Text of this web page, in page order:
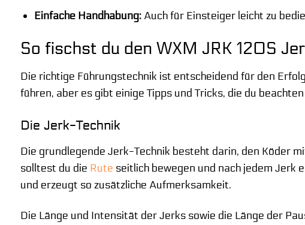
Einfache Handhabung:Auch für Einsteiger leicht zu
So fischst du den WXM JRK 120S
Die richtige Führungstechnik ist entscheidend für den
führen, aber es gibt einige Tipps und Tricks, die du
Die Jerk-Technik
Die grundlegende Jerk-Technik besteht darin, den Köder
solltest du die Rute seitlich bewegen und nach jedem Jerk
und erzeugt so zusätzliche Aufmerksamkeit.
Die Länge und Intensität der Jerks sowie die Länge der